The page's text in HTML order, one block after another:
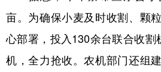
亩。为确保小麦及时收割、颗
心部署，投入130余台联合收割
机，全力抢收。农机部门还组